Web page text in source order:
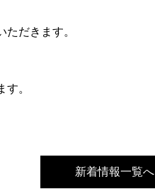
だきます。
。
新着情報一覧へ